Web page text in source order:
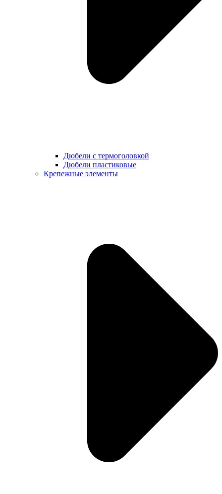
Дюбели с термоголовкой
Дюбели пластиковые
Крепежные элементы